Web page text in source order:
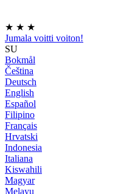
★ ★ ★
Jumala voitti voiton!
SU
Bokmål
Čeština
Deutsch
English
Español
Filipino
Français
Hrvatski
Indonesia
Italiana
Kiswahili
Magyar
Melayu